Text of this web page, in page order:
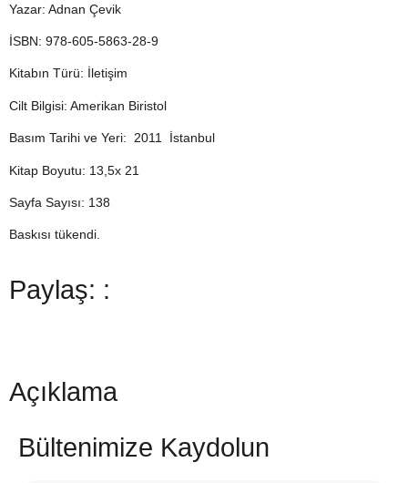
Yazar: Adnan Çevik
İSBN: 978-605-5863-28-9
Kitabın Türü: İletişim
Cilt Bilgisi: Amerikan Biristol
Basım Tarihi ve Yeri: 2011 İstanbul
Kitap Boyutu: 13,5x 21
Sayfa Sayısı: 138
Baskısı tükendi.
Paylaş: :
Açıklama
Bültenimize Kaydolun